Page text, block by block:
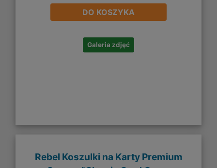
DO KOSZYKA
Galeria zdjęć
Rebel Koszulki na Karty Premium